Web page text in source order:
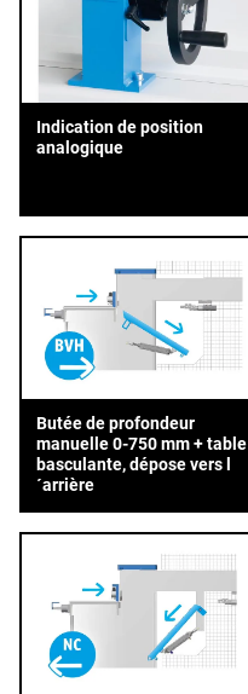
Indication de position
analogique
Butée de profondeur
manuelle 0-750 mm + table
basculante, dépose vers l
´arrière